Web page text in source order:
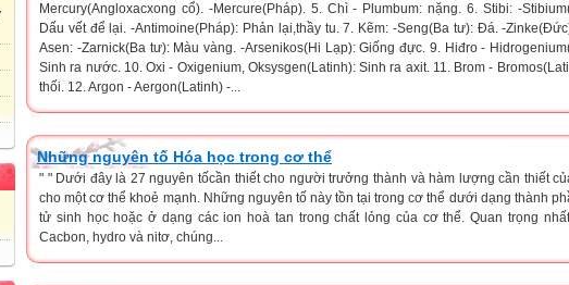
Mercury(Angloxacxong cổ). -Mercure(Pháp). 5. Chì - Plumbum: nặng. 6. Stibi: -
Dấu vết để lại. -Antimoine(Pháp): Phản lại,thầy tu. 7. Kẽm: -Seng(Ba tư): Đá. -
Asen: -Zarnick(Ba tư): Màu vàng. -Arsenikos(Hi Lạp): Giống đực. 9. Hiđro -
Sinh ra nước. 10. Oxi - Oxigenium, Oksysgen(Latinh): Sinh ra axit. 11. Brom -
thối. 12. Argon - Aergon(Latinh) -...
Những nguyên tố Hóa học trong cơ thể
" " Dưới đây là 27 nguyên tốcần thiết cho người trưởng thành và hàm lượng cần thiết
cho một cơ thể khoẻ mạnh. Những nguyên tố này tồn tại trong cơ thể dưới dạng thành
tử sinh học hoặc ở dạng các ion hoà tan trong chất lỏng của cơ thể. Quan trọng
Cacbon, hydro và nitơ, chúng...